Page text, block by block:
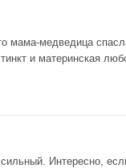
мама-медведица
и материнская
Интересно,